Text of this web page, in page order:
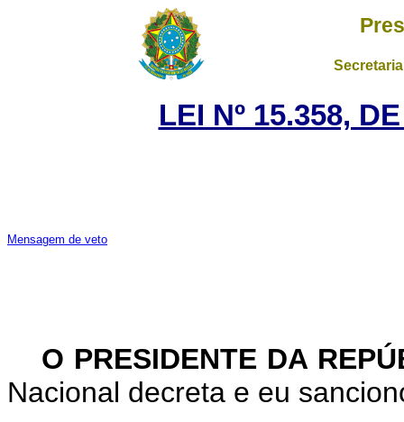
LEI Nº 15.358,
Mensagem de veto
O PRESIDENTE DA
Nacional decreta e eu